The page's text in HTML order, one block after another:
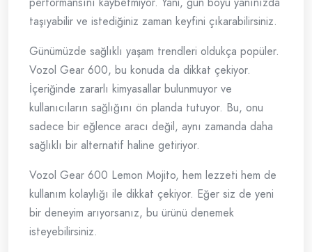
taşıyabilir ve istediğiniz zaman keyfini çıkarabilirsiniz.
Günümüzde sağlıklı yaşam trendleri oldukça popüler.
Vozol Gear 600, bu konuda da dikkat çekiyor.
İçeriğinde zararlı kimyasallar bulunmuyor ve
kullanıcıların sağlığını ön planda tutuyor. Bu, onu
sadece bir eğlence aracı değil, aynı zamanda daha
sağlıklı bir alternatif haline getiriyor.
Vozol Gear 600 Lemon Mojito, hem lezzeti hem de
kullanım kolaylığı ile dikkat çekiyor. Eğer siz de yeni
bir deneyim arıyorsanız, bu ürünü denemek
isteyebilirsiniz.